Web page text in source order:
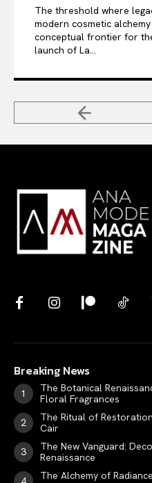
The threshold where
modern cosmetic
conceptual frontier for
launch of La...
Breaking News
The Botanical
Floral Fragrances
The Ritual of
Cair
The New Vanguard:
Renaissance
The Alchemy of